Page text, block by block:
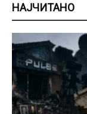
НАЈЧИТАНО